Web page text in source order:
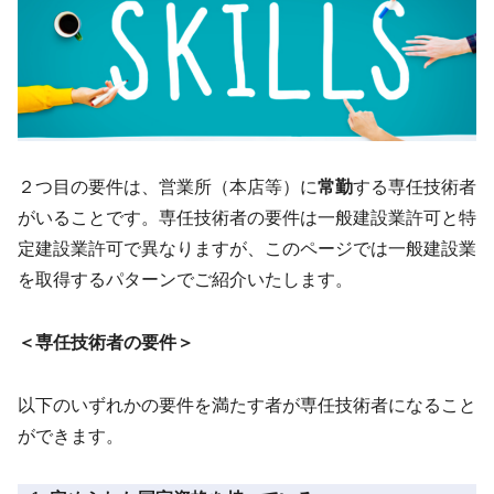
２つ目の要件は、営業所（本店等）に常勤する専任技術者
がいることです。専任技術者の要件は一般建設業許可と特
定建設業許可で異なりますが、このページでは一般建設業
を取得するパターンでご紹介いたします。
＜専任技術者の要件＞
以下のいずれかの要件を満たす者が専任技術者になること
ができます。